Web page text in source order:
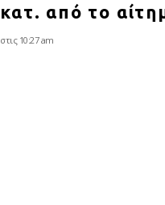
από το
10:27 am